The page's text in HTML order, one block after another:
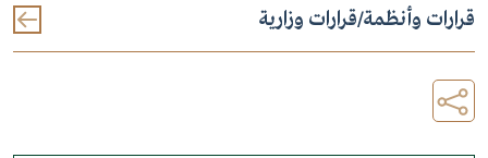
قرارات وأنظمة/قرارات وزارية